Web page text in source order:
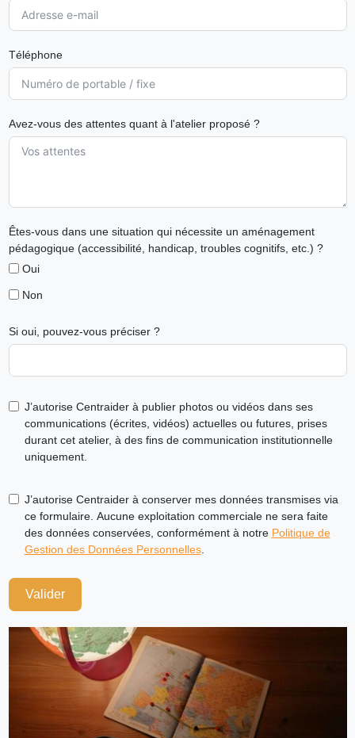
Téléphone
Avez-vous des attentes quant à l'atelier proposé ?
Êtes-vous dans une situation qui nécessite un aménagement
pédagogique (accessibilité, handicap, troubles cognitifs, etc.) ?
Oui
Non
Si oui, pouvez-vous préciser ?
J’autorise Centraider à publier photos ou vidéos dans ses
communications (écrites, vidéos) actuelles ou futures, prises
durant cet atelier, à des fins de communication institutionnelle
uniquement.
J’autorise Centraider à conserver mes données transmises via
ce formulaire. Aucune exploitation commerciale ne sera faite
des données conservées, conformément à notre Politique de
Gestion des Données Personnelles.
Valider